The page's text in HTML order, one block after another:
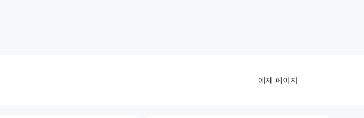
예제 페이지